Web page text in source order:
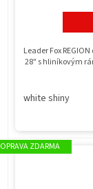
Leader Fox
28" s hliníkovým
white shiny
ZDARMA